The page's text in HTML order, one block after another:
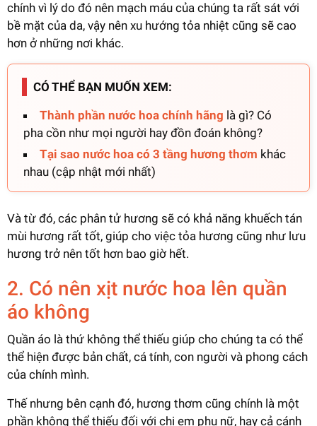
chính vì lý do đó nên mạch máu của chúng ta rất sát với
bề mặt của da, vậy nên xu hướng tỏa nhiệt cũng sẽ cao
hơn ở những nơi khác.
CÓ THỂ BẠN MUỐN XEM:
Thành phần nước hoa chính hãng là gì? Có
pha cồn như mọi người hay đồn đoán không?
Tại sao nước hoa có 3 tầng hương thơm khác
nhau (cập nhật mới nhất)
Và từ đó, các phân tử hương sẽ có khả năng khuếch tán
mùi hương rất tốt, giúp cho việc tỏa hương cũng như lưu
hương trở nên tốt hơn bao giờ hết.
2. Có nên xịt nước hoa lên quần
áo không
Quần áo là thứ không thể thiếu giúp cho chúng ta có thể
thể hiện được bản chất, cá tính, con người và phong cách
của chính mình.
Thế nhưng bên cạnh đó, hương thơm cũng chính là một
phần không thể thiếu đối với chị em phụ nữ, hay cả cánh